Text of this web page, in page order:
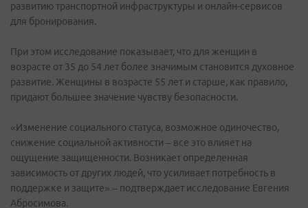
развитию транспортной инфраструктуры и онлайн-сервисов
для бронирования.
При этом исследование показывает, что для женщин в
возрасте от 35 до 54 лет более значимым становится духовное
развитие. Женщины в возрасте 55 лет и старше, как правило,
придают большее значение чувству безопасности.
«Изменение социального статуса, возможное одиночество,
снижение социальной активности – все это влияет на
ощущение защищенности. Возникает определенная
зависимость от других людей, что усиливает потребность в
поддержке и защите» – подтверждает исследование Евгения
Абросимова.